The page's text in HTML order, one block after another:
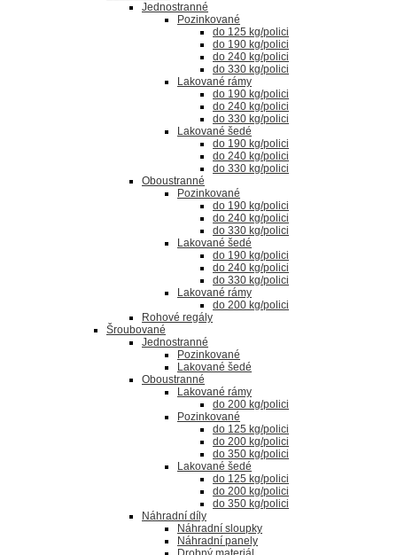
Jednostranné
Pozinkované
do 125 kg/polici
do 190 kg/polici
do 240 kg/polici
do 330 kg/polici
Lakované rámy
do 190 kg/polici
do 240 kg/polici
do 330 kg/polici
Lakované šedé
do 190 kg/polici
do 240 kg/polici
do 330 kg/polici
Oboustranné
Pozinkované
do 190 kg/polici
do 240 kg/polici
do 330 kg/polici
Lakované šedé
do 190 kg/polici
do 240 kg/polici
do 330 kg/polici
Lakované rámy
do 200 kg/polici
Rohové regály
Šroubované
Jednostranné
Pozinkované
Lakované šedé
Oboustranné
Lakované rámy
do 200 kg/polici
Pozinkované
do 125 kg/polici
do 200 kg/polici
do 350 kg/polici
Lakované šedé
do 125 kg/polici
do 200 kg/polici
do 350 kg/polici
Náhradní díly
Náhradní sloupky
Náhradní panely